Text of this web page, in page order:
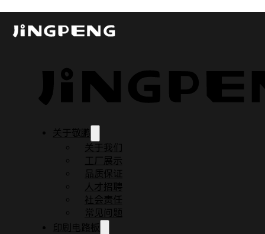
关于敬鹏
关于我们
工厂展示
品质保证
人才招聘
社会责任
常见问题
印刷电路板
阅读时间：3 分钟